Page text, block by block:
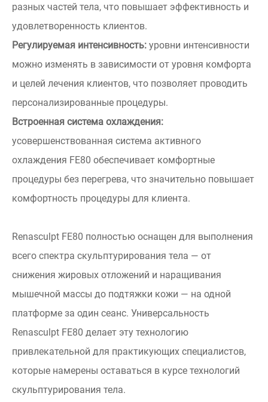
разных частей тела, что повышает эффективность и
удовлетворенность клиентов.
Регулируемая интенсивность: уровни интенсивности
можно изменять в зависимости от уровня комфорта
и целей лечения клиентов, что позволяет проводить
персонализированные процедуры.
Встроенная система охлаждения:
усовершенствованная система активного
охлаждения FE80 обеспечивает комфортные
процедуры без перегрева, что значительно повышает
комфортность процедуры для клиента.
Renasculpt FE80 полностью оснащен для выполнения
всего спектра скульптурирования тела — от
снижения жировых отложений и наращивания
мышечной массы до подтяжки кожи — на одной
платформе за один сеанс. Универсальность
Renasculpt FE80 делает эту технологию
привлекательной для практикующих специалистов,
которые намерены оставаться в курсе технологий
скульптурирования тела.